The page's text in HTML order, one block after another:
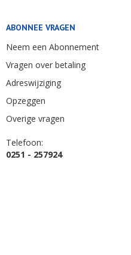
ABONNEE VRAGEN
Neem een Abonnement
Vragen over betaling
Adreswijziging
Opzeggen
Overige vragen
Telefoon:
0251 - 257924